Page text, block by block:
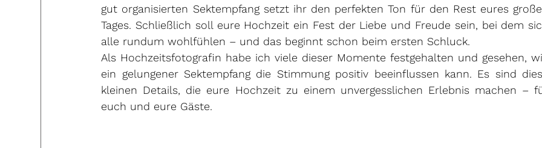
gut organisierten Sektempfang setzt ihr den perfekten Ton für den Rest eures
Tages. Schließlich soll eure Hochzeit ein Fest der Liebe und Freude sein, bei dem
alle rundum wohlfühlen – und das beginnt schon beim ersten Schluck.
Als Hochzeitsfotografin habe ich viele dieser Momente festgehalten und gesehen,
ein gelungener Sektempfang die Stimmung positiv beeinflussen kann. Es sind
kleinen Details, die eure Hochzeit zu einem unvergesslichen Erlebnis machen –
euch und eure Gäste.